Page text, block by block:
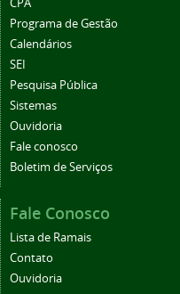
CPA
Programa de Gestão
Calendários
SEI
Pesquisa Pública
Sistemas
Ouvidoria
Fale conosco
Boletim de Serviços
Fale Conosco
Lista de Ramais
Contato
Ouvidoria